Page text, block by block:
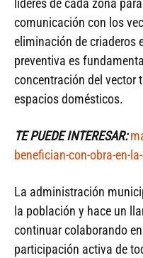
líderes de cada zona
comunicación con los
eliminación de criaderos
preventiva es
concentración del vector
espacios domésticos.
TE PUEDE INTERESAR:
benefician-con-obra-en-
La administración
la población y hace un
continuar colaborando
participación activa de